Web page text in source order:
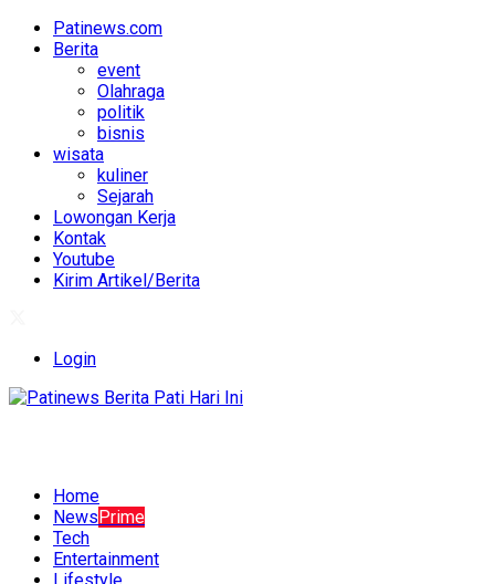
Patinews.com
Berita
event
Olahraga
politik
bisnis
wisata
kuliner
Sejarah
Lowongan Kerja
Kontak
Youtube
Kirim Artikel/Berita
Login
Home
NewsPrime
Tech
Entertainment